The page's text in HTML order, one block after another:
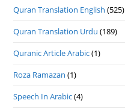
Quran Translation English (525)
Quran Translation Urdu (189)
Quranic Article Arabic(1)
Roza Ramazan (1)
Speech In Arabic(4)